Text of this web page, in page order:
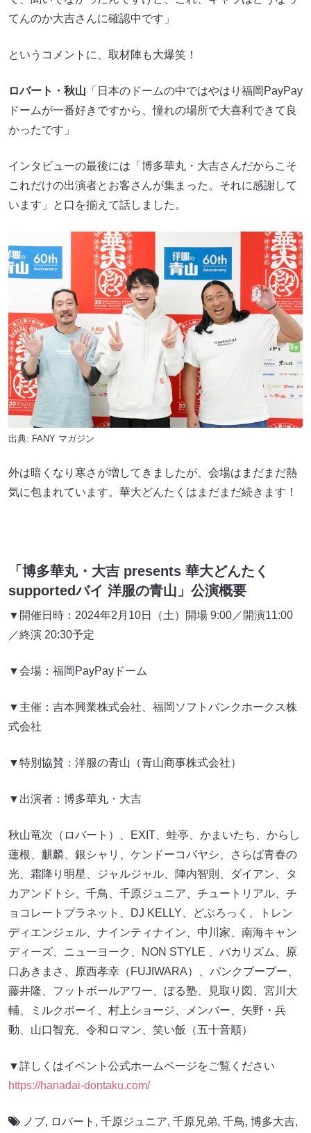
てんのか大吉さんに確認中です」
というコメントに、取材陣も大爆笑！
ロバート・秋山 「日本のドームの中ではやはり福岡PayPay
ドームが一番好きですから、憧れの場所で大喜利できて良
かったです」
インタビューの最後には「博多華丸・大吉さんだからこそ
これだけの出演者とお客さんが集まった。それに感謝して
います」と口を揃えて話しました。
出典: FANY マガジン
外は暗くなり寒さが増してきましたが、会場はまだまだ熱
気に包まれています。華大どんたくはまだまだ続きます！
「博多華丸・大吉 presents 華大どんたく
supportedバイ 洋服の青山」公演概要
▼開催日時：2024年2月10日（土）開場 9:00／開演11:00
／終演 20:30予定
▼会場：福岡PayPayドーム
▼主催：吉本興業株式会社、福岡ソフトバンクホークス株
式会社
▼特別協賛：洋服の青山（青山商事株式会社）
▼出演者：博多華丸・大吉
秋山竜次（ロバート）、EXIT、蛙亭、かまいたち、からし
蓮根、麒麟、銀シャリ、ケンドーコバヤシ、さらば青春の
光、霜降り明星、ジャルジャル、陣内智則、ダイアン、タ
カアンドトシ、千鳥、千原ジュニア、チュートリアル、チ
ョコレートプラネット、DJ KELLY、どぶろっく、トレン
ディエンジェル、ナインティナイン、中川家、南海キャン
ディーズ、ニューヨーク、NON STYLE 、バカリズム、原
口あきまさ、原西孝幸（FUJIWARA）、パンクブーブー、
藤井隆、フットボールアワー、ぼる塾、見取り図、宮川大
輔、ミルクボーイ、村上ショージ、メンバー、矢野・兵
動、山口智充、令和ロマン、笑い飯（五十音順）
▼詳しくはイベント公式ホームページをご覧ください
https://hanadai-dontaku.com/
ノブ, ロバート , 千原ジュニア, 千原兄弟, 千鳥, 博多大吉,